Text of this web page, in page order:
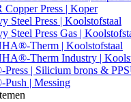
Copper Press | Koper
Steel Press | Koolstofstaal
Steel Press Gas |
Therm | Koolstofstaal
Therm Industry |
| Silicium brons &
| Messing